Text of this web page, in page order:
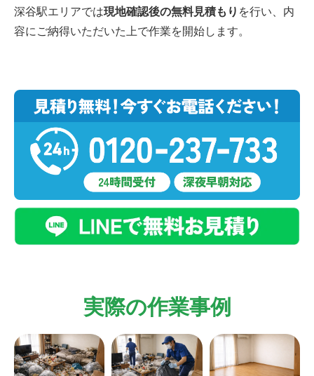
深谷駅エリアでは現地確認後の無料見積もり を行い、内
容にご納得いただいた上で作業を開始します。
実際の作業事例